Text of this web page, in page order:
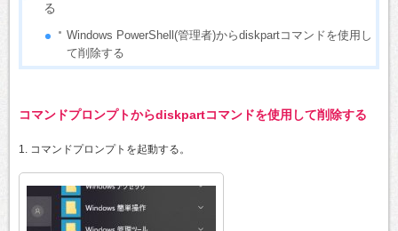
る
Windows PowerShell(管理者)からdiskpartコマンドを使用し
て削除する
コマンドプロンプトからdiskpartコマンドを使用して削除する
1. コマンドプロンプトを起動する。